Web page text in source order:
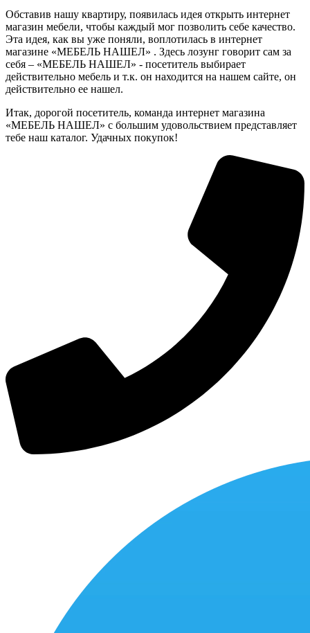
Обставив нашу квартиру, появилась идея открыть интернет
магазин мебели, чтобы каждый мог позволить себе качество.
Эта идея, как вы уже поняли, воплотилась в интернет
магазине «МЕБЕЛЬ НАШЕЛ» . Здесь лозунг говорит сам за
себя – «МЕБЕЛЬ НАШЕЛ» - посетитель выбирает
действительно мебель и т.к. он находится на нашем сайте, он
действительно ее нашел.
Итак, дорогой посетитель, команда интернет магазина
«МЕБЕЛЬ НАШЕЛ» с большим удовольствием представляет
тебе наш каталог. Удачных покупок!